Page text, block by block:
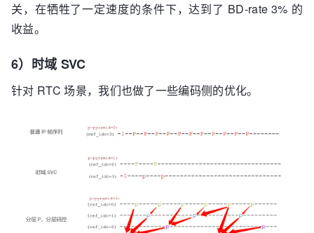
关，在牺牲了一定速度的条件下，达到了 BD-rate 3% 的
收益。
6）时域 SVC
针对 RTC 场景，我们也做了一些编码侧的优化。